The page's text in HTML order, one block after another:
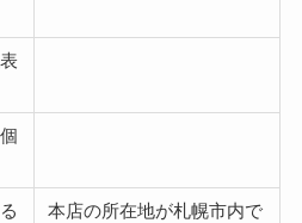
本店の所在地が札幌市内で